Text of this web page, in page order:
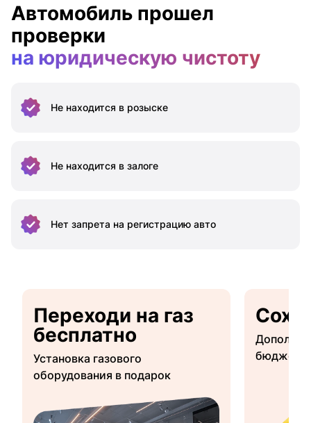
Автомобиль прошел
проверки
на юридическую чистоту
Не находится в розыске
Не находится в залоге
Нет запрета на регистрацию авто
Переходи на газ
бесплатно
Установка газового
оборудования в подарок